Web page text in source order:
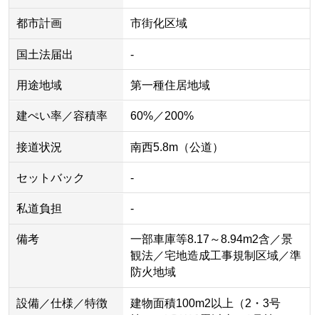
都市計画 市街化区域
国土法届出 -
用途地域 第一種住居地域
建ぺい率／容積率 60%／200%
接道状況 南西5.8m（公道）
セットバック -
私道負担 -
備考
一部車庫等8.17～8.94m2含／景
観法／宅地造成工事規制区域／準
防火地域
設備／仕様／特徴
建物面積100m2以上（2・3号